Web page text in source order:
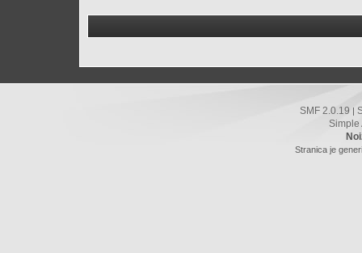
SMF 2.0.19 |
Simple
Stranica je